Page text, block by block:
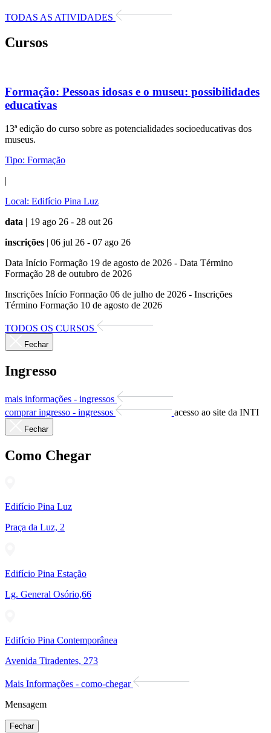
TODAS AS ATIVIDADES
Cursos
Formação: Pessoas idosas e o museu: possibilidades
educativas
13ª edição do curso sobre as potencialidades socioeducativas dos
museus.
Tipo: Formação
|
Local: Edifício Pina Luz
data | 19 ago 26 - 28 out 26
inscrições | 06 jul 26 - 07 ago 26
Data Início Formação 19 de agosto de 2026 - Data Término
Formação 28 de outubro de 2026
Inscrições Início Formação 06 de julho de 2026 - Inscrições
Término Formação 10 de agosto de 2026
TODOS OS CURSOS
Fechar
Ingresso
mais informações - ingressos
comprar ingresso - ingressos
acesso ao site da INTI
Fechar
Como Chegar
Edifício Pina Luz
Praça da Luz, 2
Edifício Pina Estação
Lg. General Osório,66
Edifício Pina Contemporânea
Avenida Tiradentes, 273
Mais Informações - como-chegar
Mensagem
Fechar